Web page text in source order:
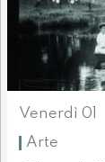
Venerdì 01
Arte